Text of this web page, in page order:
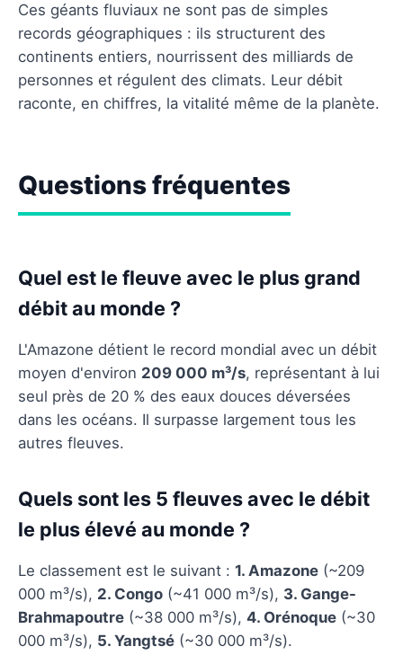
Ces géants fluviaux ne sont pas de simples
records géographiques : ils structurent des
continents entiers, nourrissent des milliards de
personnes et régulent des climats. Leur débit
raconte, en chiffres, la vitalité même de la planète.
Questions fréquentes
Quel est le fleuve avec le plus grand
débit au monde ?
L'Amazone détient le record mondial avec un débit
moyen d'environ 209 000 m³/s, représentant à lui
seul près de 20 % des eaux douces déversées
dans les océans. Il surpasse largement tous les
autres fleuves.
Quels sont les 5 fleuves avec le débit
le plus élevé au monde ?
Le classement est le suivant : 1. Amazone (~209
000 m³/s), 2. Congo (~41 000 m³/s), 3. Gange-
Brahmapoutre (~38 000 m³/s), 4. Orénoque (~30
000 m³/s), 5. Yangtsé (~30 000 m³/s).